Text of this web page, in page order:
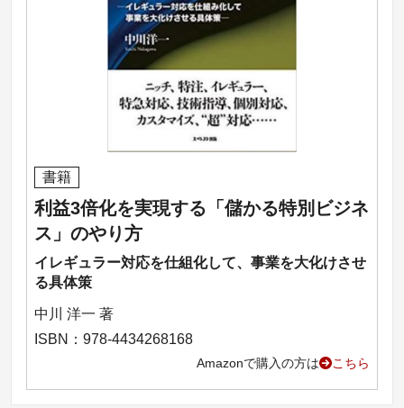
書籍
利益3倍化を実現する「儲かる特別ビジネ
ス」のやり方
イレギュラー対応を仕組化して、事業を大化けさせ
る具体策
中川 洋一 著
ISBN：978-4434268168
Amazonで購入の方は こちら